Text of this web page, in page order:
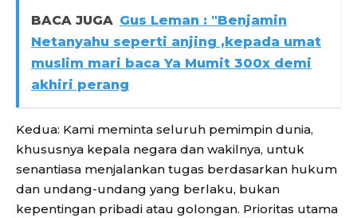
BACA JUGA Gus Leman : "Benjamin
Netanyahu seperti anjing ,kepada umat
muslim mari baca Ya Mumit 300x demi
akhiri perang
Kedua: Kami meminta seluruh pemimpin dunia,
khususnya kepala negara dan wakilnya, untuk
senantiasa menjalankan tugas berdasarkan hukum
dan undang-undang yang berlaku, bukan
kepentingan pribadi atau golongan. Prioritas utama